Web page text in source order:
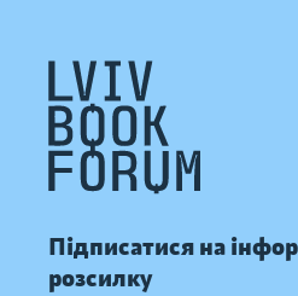
Підписатися на
розсилку